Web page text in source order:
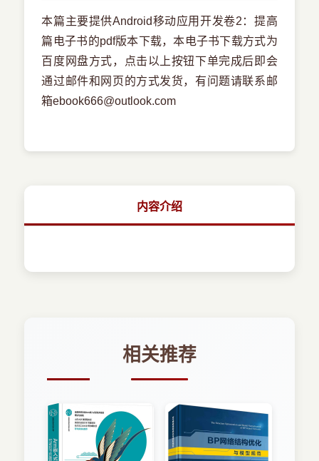
本篇主要提供Android移动应用开发卷2：提高
篇电子书的pdf版本下载，本电子书下载方式为
百度网盘方式，点击以上按钮下单完成后即会
通过邮件和网页的方式发货，有问题请联系邮
箱ebook666@outlook.com
内容介绍
相关推荐